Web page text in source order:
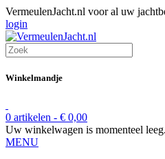
VermeulenJacht.nl voor al uw
login
Winkelmandje
0 artikelen - € 0,00
Uw winkelwagen is momenteel leeg.
MENU